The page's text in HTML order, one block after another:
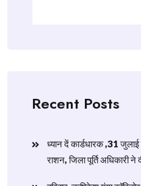
Recent Posts
ध्यान दें कार्डधारक ,31
राशन, जिला पूर्ति अधिकारी ने